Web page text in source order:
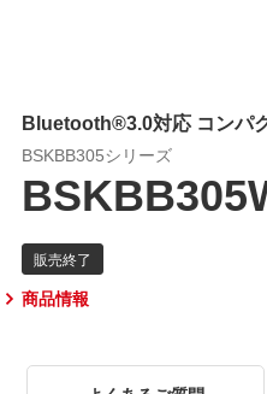
Bluetooth®3.0対応 コンパ
BSKBB305シリーズ
商品情報